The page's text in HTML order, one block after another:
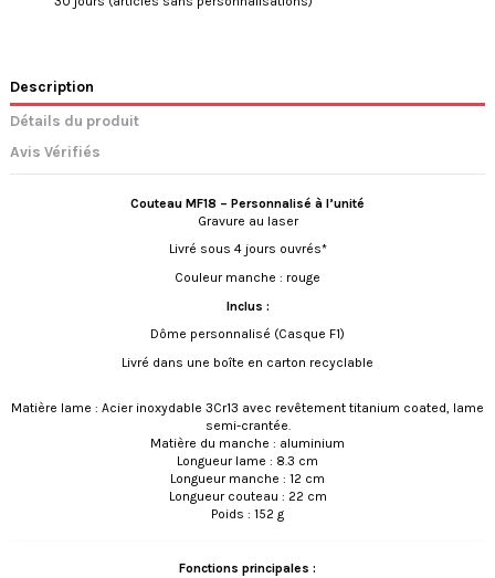
Description
Détails du produit
Avis Vérifiés
Couteau MF18 – Personnalisé à l’unité
Gravure au laser
Livré sous 4 jours ouvrés*
Couleur manche : rouge
Inclus :
Dôme personnalisé (Casque F1)
Livré dans une boîte en carton recyclable
Matière lame : Acier inoxydable 3Cr13 avec revêtement titanium coated, lame
semi-crantée.
Matière du manche : aluminium
Longueur lame : 8.3 cm
Longueur manche : 12 cm
Longueur couteau : 22 cm
Poids : 152 g
Fonctions principales :